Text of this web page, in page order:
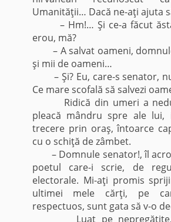
Umanităţii… Dacă ne-aţi ajuta
– Hm!… Şi ce-a făcut
erou, mă?
– A salvat oameni,
şi mii de oameni…
– Şi? Eu, care-s senator,
Ce mare scofală să salvezi
Ridică din umeri a
pleacă mândru spre ale lui,
trecere prin oraş, întoarce
cu o schiţă de zâmbet.
– Domnule senator!, îl
poetul care-i scrie, de
electorale. Mi-aţi promis
ultimei mele cărţi, pe
respectuos, sunt gata să v-o
Luat pe nepregătite,